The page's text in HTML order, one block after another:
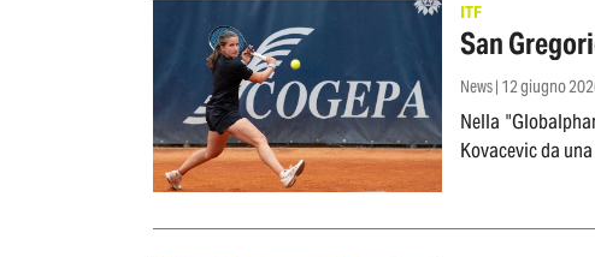
ITF
San
News | 12 giugno
Nella
Kovacevic da